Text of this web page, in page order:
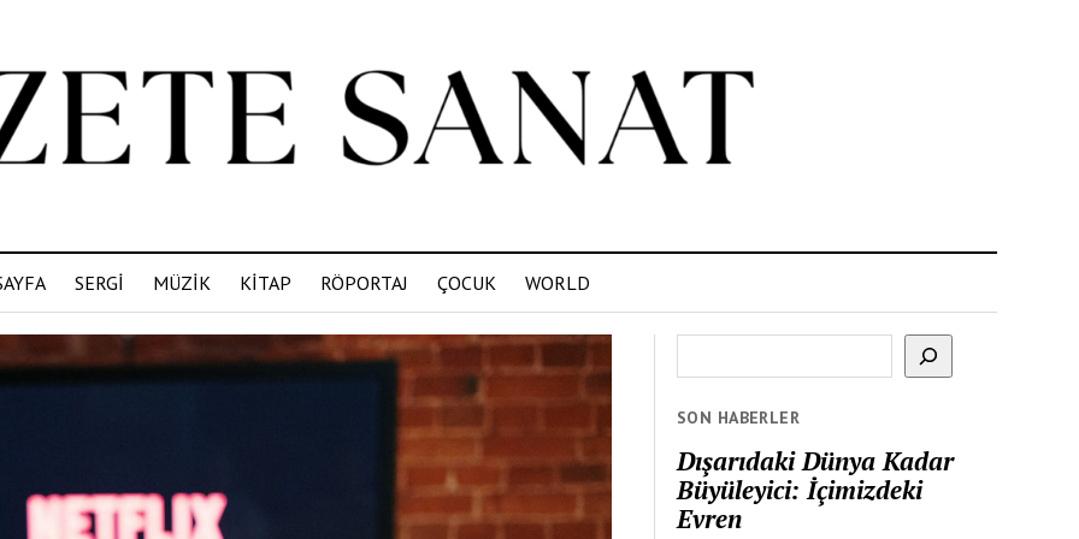
SERGİ MÜZİK KİTAP RÖPORTAJ ÇOCUK WORLD
SON HABERLER
Dışarıdaki Dünya Kadar
Büyüleyici: İçimizdeki
Evren